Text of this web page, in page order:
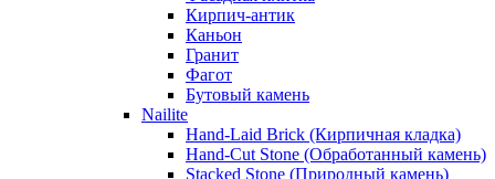
Кирпич-антик
Каньон
Гранит
Фагот
Бутовый камень
Nailite
Hand-Laid Brick (Кирпичная кладка)
Hand-Cut Stone (Обработанный камень)
Stacked Stone (Природный камень)